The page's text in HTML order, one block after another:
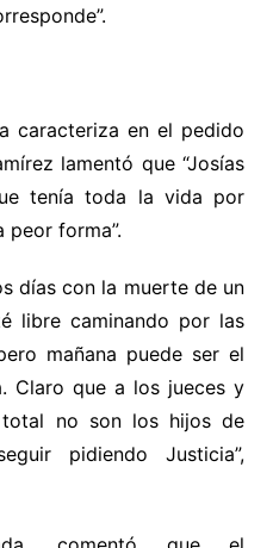
caracteriza en el pedido
lamentó que “Josías
tenía toda la vida por
forma”.
días con la muerte de un
libre caminando por las
mañana puede ser el
Claro que a los jueces y
no son los hijos de
pidiendo Justicia”,